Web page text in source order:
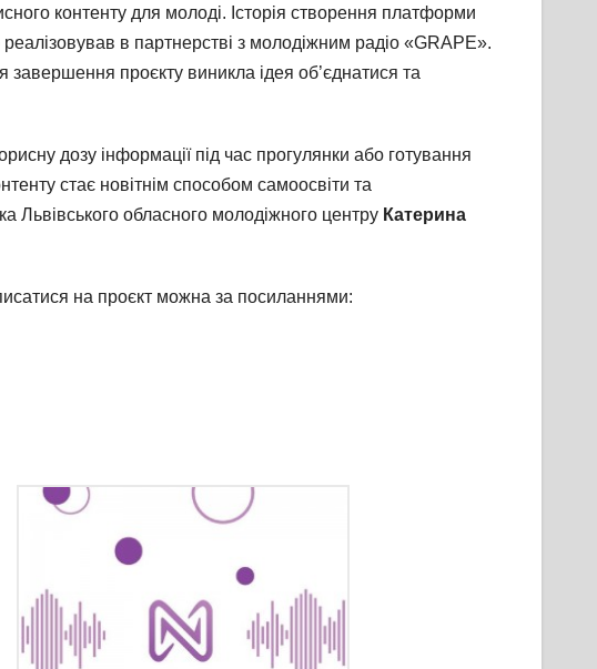
контенту для молоді. Історія створення платформи
в партнерстві з молодіжним радіо «GRAPE».
проєкту виникла ідея об’єднатися та
дозу інформації під час прогулянки або готування
стає новітнім способом самоосвіти та
Львівського обласного молодіжного центру Катерина
на проєкт можна за посиланнями: